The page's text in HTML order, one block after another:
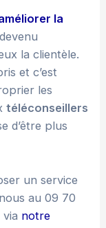
la
la clientèle.
et c’est
les
téléconseillers
d’être plus
un service
au 09 70
notre